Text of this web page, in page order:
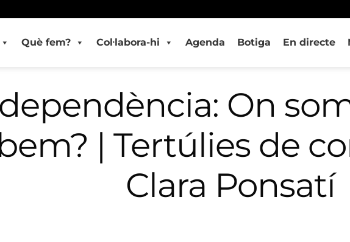
Què fem? Col·labora-hi Agenda Botiga En directe
On
| Tertúlies de
Clara Ponsatí